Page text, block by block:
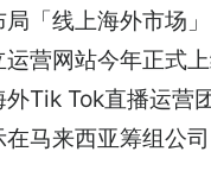
「线上海外市场
营网站今年正式
Tik Tok直播运营
马来西亚筹组公